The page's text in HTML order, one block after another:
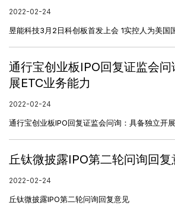
2022-02-24
昱能科技3月2日科创板首发上会 1实控人为美国
通行宝创业板IPO回复证监会
展ETC业务能力
2022-02-24
通行宝创业板IPO回复证监会问询：具备独立开
丘钛微披露IPO第二轮问询回复
2022-02-24
丘钛微披露IPO第二轮问询回复意见